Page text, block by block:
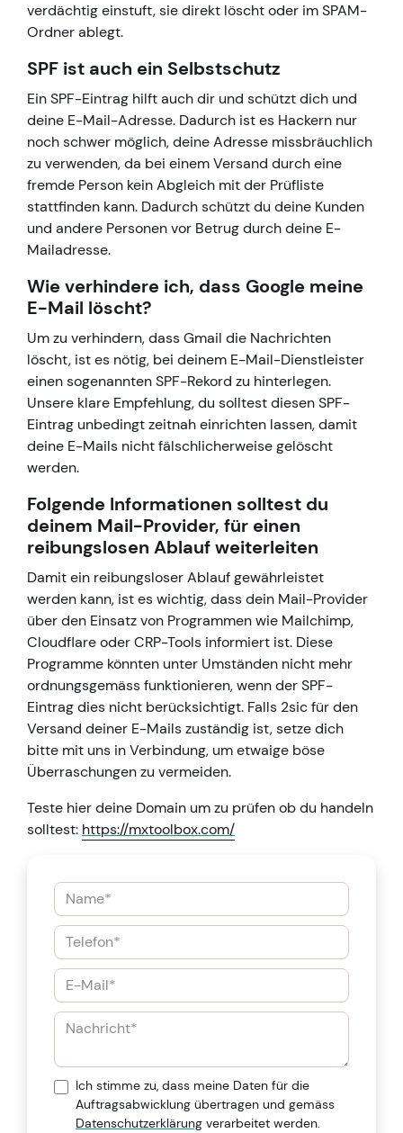
verdächtig einstuft, sie direkt löscht oder im SPAM-
Ordner ablegt.
SPF ist auch ein Selbstschutz
Ein SPF-Eintrag hilft auch dir und schützt dich und
deine E-Mail-Adresse. Dadurch ist es Hackern nur
noch schwer möglich, deine Adresse missbräuchlich
zu verwenden, da bei einem Versand durch eine
fremde Person kein Abgleich mit der Prüfliste
stattfinden kann. Dadurch schützt du deine Kunden
und andere Personen vor Betrug durch deine E-
Mailadresse.
Wie verhindere ich, dass Google meine
E-Mail löscht?
Um zu verhindern, dass Gmail die Nachrichten
löscht, ist es nötig, bei deinem E-Mail-Dienstleister
einen sogenannten SPF-Rekord zu hinterlegen.
Unsere klare Empfehlung, du solltest diesen SPF-
Eintrag unbedingt zeitnah einrichten lassen, damit
deine E-Mails nicht fälschlicherweise gelöscht
werden.
Folgende Informationen solltest du
deinem Mail-Provider, für einen
reibungslosen Ablauf weiterleiten
Damit ein reibungsloser Ablauf gewährleistet
werden kann, ist es wichtig, dass dein Mail-Provider
über den Einsatz von Programmen wie Mailchimp,
Cloudflare oder CRP-Tools informiert ist. Diese
Programme könnten unter Umständen nicht mehr
ordnungsgemäss funktionieren, wenn der SPF-
Eintrag dies nicht berücksichtigt. Falls 2sic für den
Versand deiner E-Mails zuständig ist, setze dich
bitte mit uns in Verbindung, um etwaige böse
Überraschungen zu vermeiden.
Teste hier deine Domain um zu prüfen ob du handeln
solltest: https://mxtoolbox.com/
Ich stimme zu, dass meine Daten für die
Auftragsabwicklung übertragen und gemäss
Datenschutzerklärung verarbeitet werden.